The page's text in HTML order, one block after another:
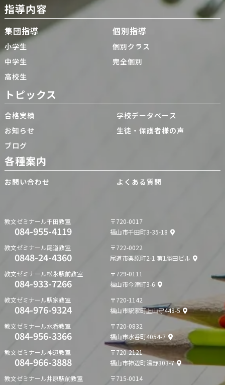
指導内容
集団指導
小学生
中学生
高校生
個別指導
個別クラス
完全個別
トピックス
合格実績
お知らせ
ブログ
学校データベース
生徒・保護者様の声
各種案内
お問い合わせ よくある質問
教文ゼミナール千田教室
084-955-4119
〒720-0017
福山市千田町3-35-18
教文ゼミナール尾道教室
0848-24-4360
〒722-0022
尾道市栗原町2-1 第1勝田ビル
教文ゼミナール松永駅前教室
084-933-7266
〒729-0111
福山市今津町3-6
教文ゼミナール駅家教室
084-976-9324
〒720-1142
福山市駅家町上山守448-5
教文ゼミナール水呑教室
084-956-3366
〒720-0832
福山市水呑町4054-7
教文ゼミナール神辺教室
084-966-3888
〒720-2121
福山市神辺町湯野303-7
教文ゼミナール井原駅前教室
〒715-0014